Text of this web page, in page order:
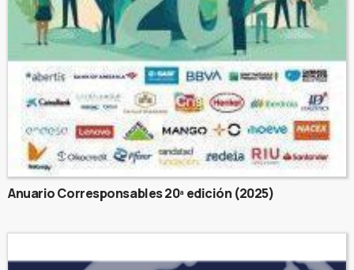
Anuario Corresponsables 20ª edición (2025)